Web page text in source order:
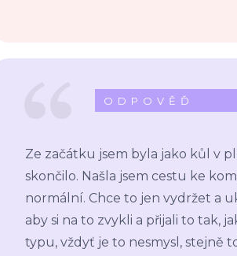
ODPOVĚĎ
Ze začátku jsem byla jako kůl v
skončilo. Našla jsem cestu ke
normální. Chce to jen vydržet a
aby si na to zvykli a přijali to tak,
typu, vždyť je to nesmysl, stejně